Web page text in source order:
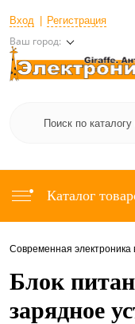
Вход Регистрация
Ваш город:
Каталог
Современная
Блок
зарядное